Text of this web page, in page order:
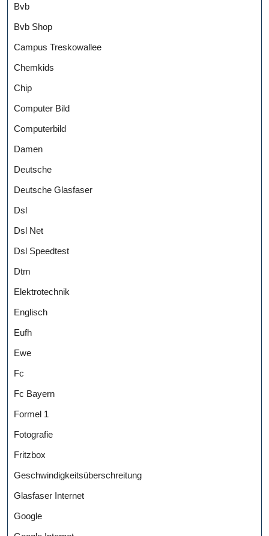
Bvb
Bvb Shop
Campus Treskowallee
Chemkids
Chip
Computer Bild
Computerbild
Damen
Deutsche
Deutsche Glasfaser
Dsl
Dsl Net
Dsl Speedtest
Dtm
Elektrotechnik
Englisch
Eufh
Ewe
Fc
Fc Bayern
Formel 1
Fotografie
Fritzbox
Geschwindigkeitsüberschreitung
Glasfaser Internet
Google